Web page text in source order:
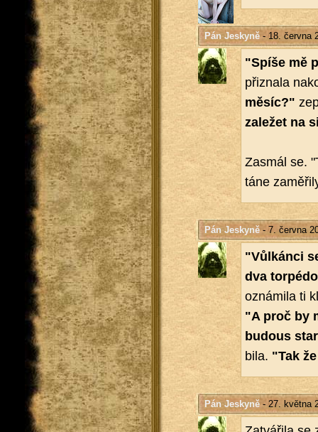
Pán Jeskyně- 18. června
"Spíše mě
při­zna­la
měsíc?"
za­le­žet na
Za­smál se.
tá­ne
Pán Jeskyně- 7. června
"Vůl­kán­ci
dva
ozná­mi­la ti
"A proč by
bu­dous
bi­la. "Tak
Pán Jeskyně- 27. května